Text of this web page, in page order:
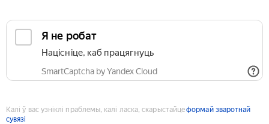
Я не робат
Націсніце, каб працягнуць
SmartCaptcha by Yandex Cloud
Калі ў вас узніклі праблемы, калі ласка, скарыстайцеформай зваротнай
сувязі